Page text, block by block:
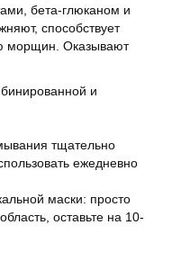
бета-глюканом и
способствует
морщин. Оказывают
и
тщательно
ежедневно
маски: просто
оставьте на 10-